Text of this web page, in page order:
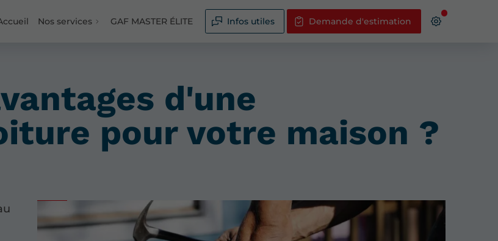
Nos services GAF MASTER ÉLITE Infos utiles Demande d'estimation
d'une
pour votre maison ?